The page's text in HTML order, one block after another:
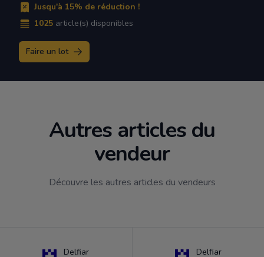
Jusqu'à 15% de réduction !
1025 article(s) disponibles
Faire un lot
Autres articles du
vendeur
Découvre les autres articles du vendeurs
Delfiar Delfiar